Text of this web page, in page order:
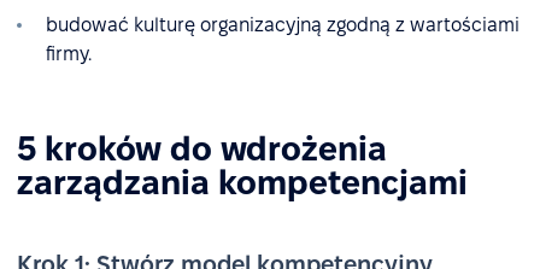
budować kulturę organizacyjną zgodną z wartościami
firmy.
5 kroków do wdrożenia
zarządzania kompetencjami